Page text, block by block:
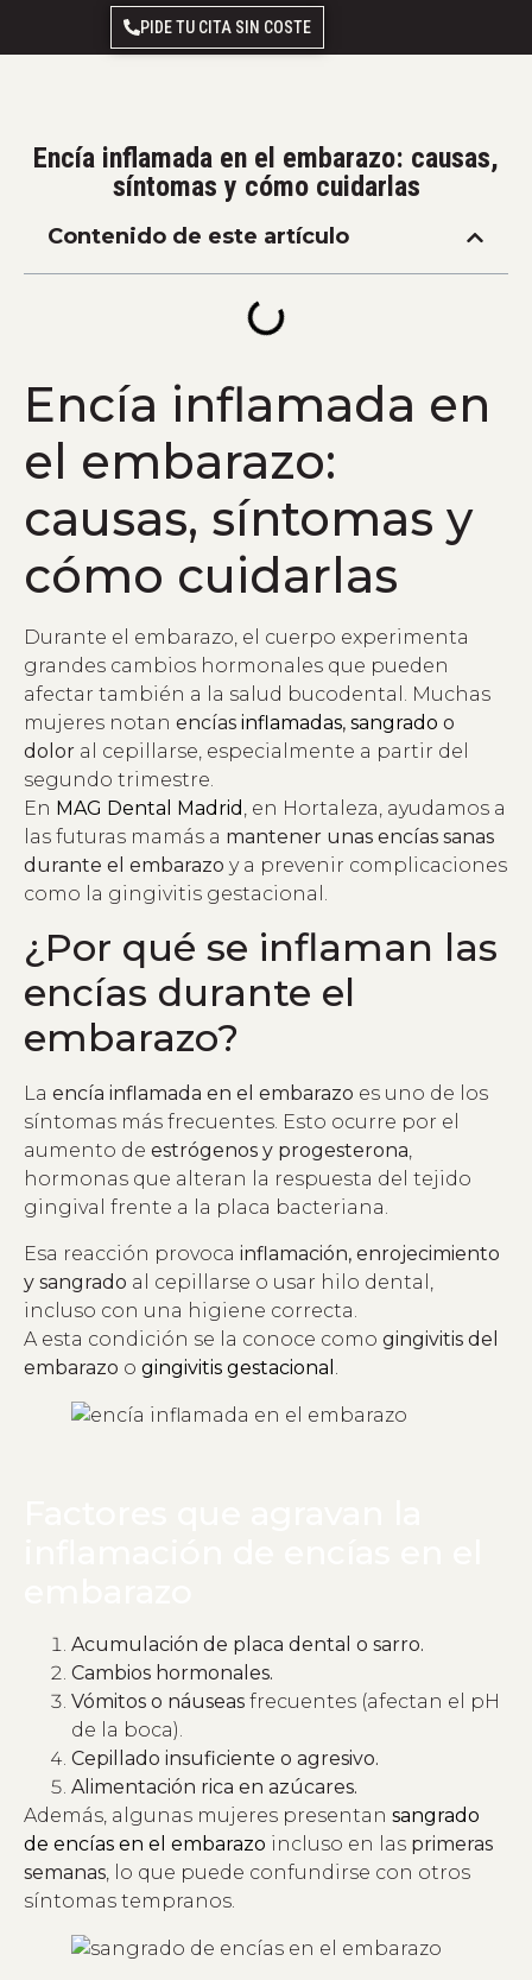
PIDE TU CITA SIN COSTE
Encía inflamada en el embarazo: causas,
síntomas y cómo cuidarlas
Contenido de este artículo
Encía inflamada en
el embarazo:
causas, síntomas y
cómo cuidarlas
Durante el embarazo, el cuerpo experimenta
grandes cambios hormonales que pueden
afectar también a la salud bucodental. Muchas
mujeres notan encías inflamadas, sangrado o
dolor al cepillarse, especialmente a partir del
segundo trimestre.
En MAG Dental Madrid , en Hortaleza, ayudamos a
las futuras mamás a mantener unas encías sanas
durante el embarazo y a prevenir complicaciones
como la gingivitis gestacional.
¿Por qué se inflaman las
encías durante el
embarazo?
La encía inflamada en el embarazo es uno de los
síntomas más frecuentes. Esto ocurre por el
aumento de estrógenos y progesterona,
hormonas que alteran la respuesta del tejido
gingival frente a la placa bacteriana.
Esa reacción provoca inflamación, enrojecimiento
y sangrado al cepillarse o usar hilo dental,
incluso con una higiene correcta.
A esta condición se la conoce como gingivitis del
embarazo o gingivitis gestacional
Acumulación de placa dental o sarro.
Cambios hormonales.
Vómitos o náuseas frecuentes (afectan el pH
de la boca).
Cepillado insuficiente o agresivo.
Alimentación rica en azúcares.
Además, algunas mujeres presentan sangrado
de encías en el embarazo incluso en las primeras
semanas, lo que puede confundirse con otros
síntomas tempranos.